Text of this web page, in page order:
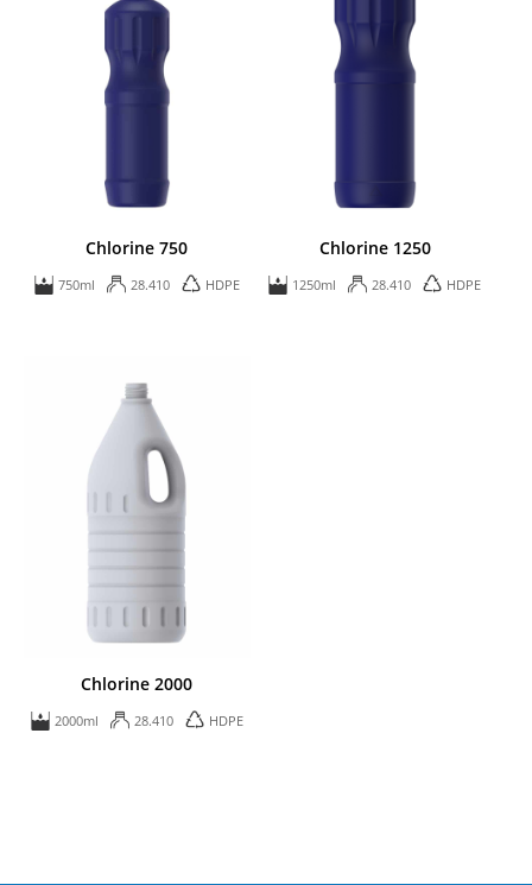
Chlorine 750
750ml 28.410 HDPE
Chlorine 1250
1250ml 28.410 HDPE
Chlorine 2000
2000ml 28.410 HDPE